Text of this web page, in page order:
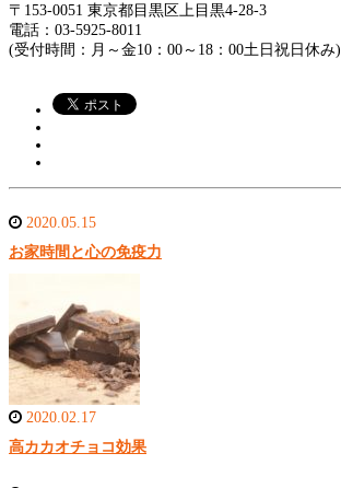
〒153-0051 東京都目黒区上目黒4-28-3
電話：03-5925-8011
(受付時間：月～金10：00～18：00土日祝日休み)
2020.05.15
お家時間と心の免疫力
2020.02.17
高カカオチョコ効果